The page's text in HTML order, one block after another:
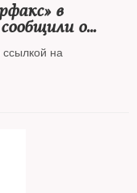
в
о
Украине
ссылкой на